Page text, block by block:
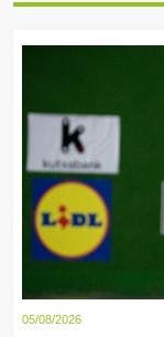
05/08/2026